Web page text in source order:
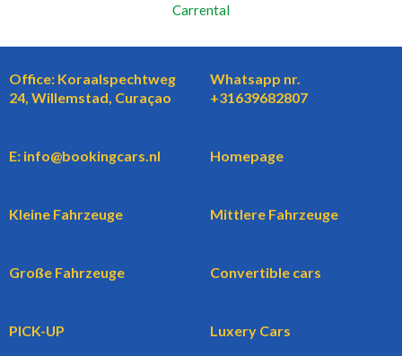
Carrental
Office: Koraalspechtweg
24, Willemstad, Curaçao
Whatsapp nr.
+31639682807
E: info@bookingcars.nl Homepage
Kleine Fahrzeuge Mittlere Fahrzeuge
Große Fahrzeuge Convertible cars
PICK-UP Luxery Cars